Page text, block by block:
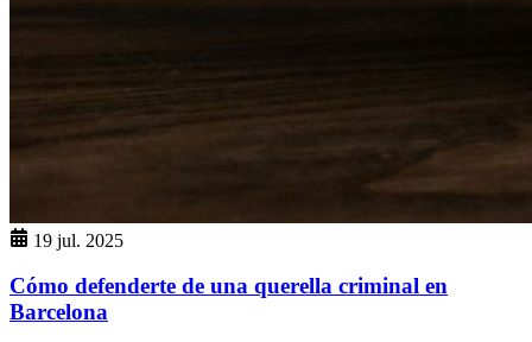
19 jul. 2025
Cómo defenderte de una querella criminal en
Barcelona